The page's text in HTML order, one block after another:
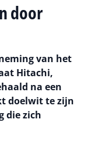
door
van het
Hitachi,
na een
doelwit te zijn
die zich